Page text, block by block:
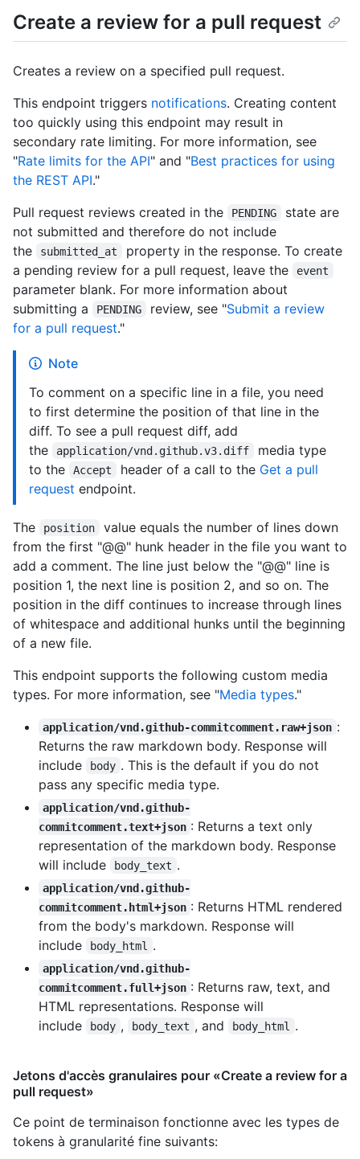
Create a review for a pull request
Creates a review on a specified pull request.
This endpoint triggers notifications. Creating content
too quickly using this endpoint may result in
secondary rate limiting. For more information, see
"Rate limits for the API" and "Best practices for using
the REST API."
Pull request reviews created in the
PENDING
state are
not submitted and therefore do not include
the
submitted_at
property in the response. To create
a pending review for a pull request, leave the
event
parameter blank. For more information about
submitting a
PENDING review, see "Submit a review
for a pull request."
Note
To comment on a specific line in a file, you need
to first determine the position of that line in the
diff. To see a pull request diff, add
the
application/vnd.github.v3.diff
media type
to the
Accept header of a call to the Get a pull
request endpoint.
The position
value equals the number of lines down
from the first "@@" hunk header in the file you want to
add a comment. The line just below the "@@" line is
position 1, the next line is position 2, and so on. The
position in the diff continues to increase through lines
of whitespace and additional hunks until the beginning
of a new file.
This endpoint supports the following custom media
types. For more information, see "Media types."
application/vnd.github-commitcomment.raw+json :
Returns the raw markdown body. Response will
include
body . This is the default if you do not
pass any specific media type.
application/vnd.github-
commitcomment.text+json : Returns a text only
representation of the markdown body. Response
will include
body_text .
application/vnd.github-
commitcomment.html+json : Returns HTML rendered
from the body's markdown. Response will
include
body_html .
application/vnd.github-
commitcomment.full+json : Returns raw, text, and
HTML representations. Response will
include
body , body_text , and body_html .
Jetons d'accès granulaires pour «Create a review for a
pull request»
Ce point de terminaison fonctionne avec les types de
tokens à granularité fine suivants: